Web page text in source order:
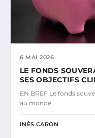
6 MAI 2026
LE FONDS
SES OBJECTIFS
EN BREF Le fonds
au monde.
INÈS CARON